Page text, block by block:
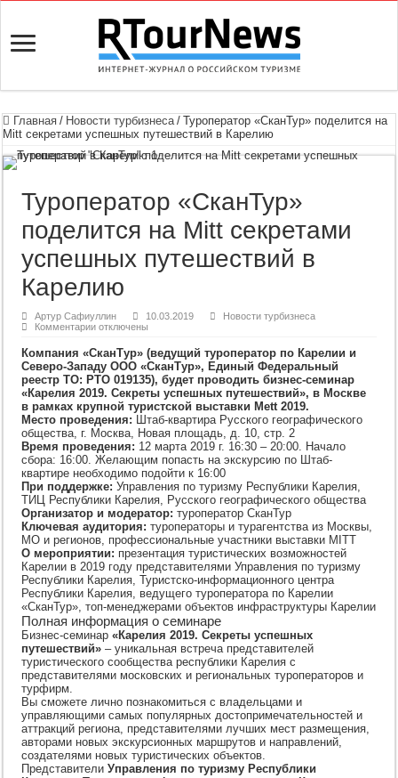
Главная / Новости турбизнеса / Туроператор «СканТур» поделится на
Mitt секретами успешных путешествий в Карелию
Туроператор «СканТур»
поделится на Mitt секретами
успешных путешествий в
Карелию
Артур Сафиуллин 10.03.2019
Новости турбизнеса
Комментариик
Туроператор
«СканТур»
поделится
на
Mitt
секретами
успешных
путешествий
в
Карелию
отключены
Компания «СканТур» (ведущий туроператор по Карелии и
Северо-Западу ООО «СканТур», Единый Федеральный
реестр ТО: РТО 019135), будет проводить бизнес-семинар
«Карелия 2019. Секреты успешных путешествий», в Москве
в рамках крупной туристской выставки Mett 2019.
Место проведения: Штаб-квартира Русского географического
общества, г. Москва, Новая площадь, д. 10, стр. 2
Время проведения: 12 марта 2019 г. 16:30 – 20:00. Начало
сбора: 16:00. Желающим попасть на экскурсию по Штаб-
квартире необходимо подойти к 16:00
При поддержке: Управления по туризму Республики Карелия,
ТИЦ Республики Карелия, Русского географического общества
Организатор и модератор: туроператор СканТур
Ключевая аудитория: туроператоры и турагентства из Москвы,
МО и регионов, профессиональные участники выставки MITT
О мероприятии: презентация туристических возможностей
Карелии в 2019 году представителями Управления по туризму
Республики Карелия, Туристско-информационного центра
Республики Карелия, ведущего туроператора по Карелии
«СканТур», топ-менеджерами объектов инфраструктуры Карелии
Полная информация о семинаре
Бизнес-семинар«Карелия 2019. Секреты успешных
путешествий» – уникальная встреча представителей
туристического сообщества республики Карелия с
представителями московских и региональных туроператоров и
турфирм.
Вы сможете лично познакомиться с владельцами и
управляющими самых популярных достопримечательностей и
аттракций региона, представителями лучших мест размещения,
авторами новых экскурсионных маршрутов и направлений,
создателями новых туристических объектов.
ПредставителиУправления по туризму Республики